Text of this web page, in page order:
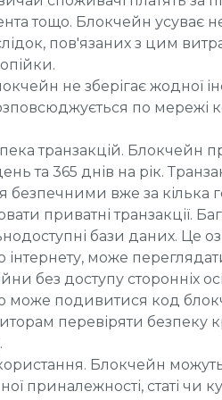
тощо. Блокчейн усуває
пов'язаних з цим
не зберігає жодної
по мережі
транзакцій. Блокчейн
та 365 днів на рік.
безпечними вже за кілька
приватні транзакції.
бази даних. Це
може
без доступу сторонніх
може подивитися код
перевіряти безпеку
Блокчейн
приналежності, статі чи